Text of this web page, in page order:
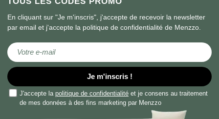
En cliquant sur "Je m'inscris", j'accepte de recevoir la newsletter
par email et j'accepte la politique de confidentialité de Menzzo.
Inscription à notre lettre d’information :
Je m'inscris !
J'accepte la politique de confidentialité et je consens au traitement
de mes données à des fins marketing par Menzzo